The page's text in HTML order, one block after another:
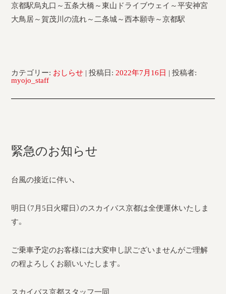
京都駅烏丸口～五条大橋～東山ドライブウェイ～平安神宮
大鳥居～賀茂川の流れ～二条城～西本願寺～京都駅
カテゴリー: おしらせ | 投稿日: 2022年7月16日 |投稿者:
myojo_staff
緊急のお知らせ
台風の接近に伴い、
明日（7月5日火曜日）のスカイバス京都は全便運休いたしま
す。
ご乗車予定のお客様には大変申し訳ございませんがご理解
の程よろしくお願いいたします。
スカイバス京都スタッフ一同